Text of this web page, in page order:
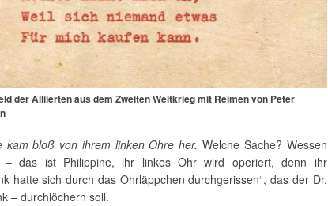
der Alliierten aus dem Zweiten Weltkrieg mit Reimen von Peter
kam bloß von ihrem linken Ohre her. Welche Sache? Wessen
– das ist Philippine, ihr linkes Ohr wird operiert, denn ihr
hatte sich durch das Ohrläppchen durchgerissen“, das der Dr.
– durchlöchern soll.